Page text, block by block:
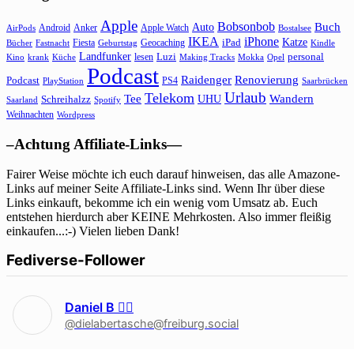
AirPods Android Anker Apple Apple Watch Auto Bobsonbob Bostalsee Buch
Bücher Fastnacht Fiesta Geburtstag Geocaching IKEA iPad iPhone Katze Kindle
Kino krank Küche Landfunker lesen Luzi Making Tracks Mokka Opel personal
Podcast PlayStation Podcast PS4 Raidenger Renovierung Saarbrücken
Saarland Schreihalzz Spotify Tee Telekom UHU Urlaub Wandern
Weihnachten Wordpress
–Achtung Affiliate-Links—
Fairer Weise möchte ich euch darauf hinweisen, das alle Amazone-
Links auf meiner Seite Affiliate-Links sind. Wenn Ihr über diese
Links einkauft, bekomme ich ein wenig vom Umsatz ab. Euch
entstehen hierdurch aber KEINE Mehrkosten. Also immer fleißig
einkaufen...:-) Vielen lieben Dank!
Fediverse-Follower
Daniel B 🏳‍🌈
@dielabertasche@freiburg.social